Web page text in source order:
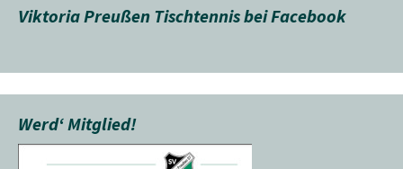
Viktoria Preußen Tischtennis bei Facebook
Werd‘ Mitglied!